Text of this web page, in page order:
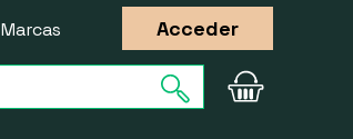
Marcas Acceder